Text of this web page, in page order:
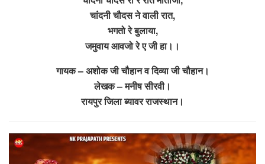
चांदनी चौदस ने वाली रात,
भगतो रे बुलाया,
जमुवाय आवजो रे ए जी हा।।
गायक – अशोक जी चौहान व दिव्या जी चौहान।
लेखक – मनीष सीरवी।
रायपुर जिला ब्यावर राजस्थान।